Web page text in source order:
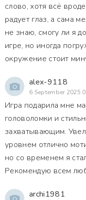
слово, хотя всё
радует глаз, а сама
не знаю, смогу ли я
игре, но иногда
окружение стоит
alex-9118
6 September 2025
Игра подарила мне
головоломки и
захватывающим.
уровнем отлично
но со временем я
Рекомендую всем
archi1981